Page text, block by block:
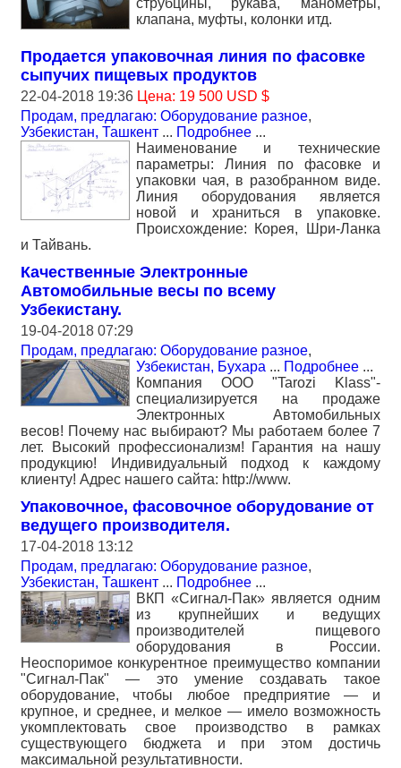
струбцины, рукава, манометры,
клапана, муфты, колонки итд.
Продается упаковочная линия по фасовке
сыпучих пищевых продуктов
22-04-2018 19:36 Цена: 19 500 USD $
Продам, предлагаю: Оборудование разное,
Узбекистан, Ташкент ... Подробнее ...
Наименование и технические
параметры: Линия по фасовке и
упаковки чая, в разобранном виде.
Линия оборудования является
новой и храниться в упаковке.
Происхождение: Корея, Шри-Ланка
и Тайвань.
Качественные Электронные
Автомобильные весы по всему
Узбекистану.
19-04-2018 07:29
Продам, предлагаю: Оборудование разное,
Узбекистан, Бухара ... Подробнее ...
Компания ООО "Tarozi Klass"-
специализируется на продаже
Электронных Автомобильных
весов! Почему нас выбирают? Мы работаем более 7
лет. Высокий профессионализм! Гарантия на нашу
продукцию! Индивидуальный подход к каждому
клиенту! Адрес нашего сайта: http://www.
Упаковочное, фасовочное оборудование от
ведущего производителя.
17-04-2018 13:12
Продам, предлагаю: Оборудование разное,
Узбекистан, Ташкент ... Подробнее ...
ВКП «Сигнал-Пак» является одним
из крупнейших и ведущих
производителей пищевого
оборудования в России.
Неоспоримое конкурентное преимущество компании
"Сигнал-Пак" — это умение создавать такое
оборудование, чтобы любое предприятие — и
крупное, и среднее, и мелкое — имело возможность
укомплектовать свое производство в рамках
существующего бюджета и при этом достичь
максимальной результативности.